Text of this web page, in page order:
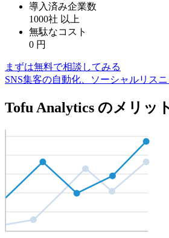
導入済み企業数
1000社 以上
無駄なコスト
0 円
まずは無料で相談してみる
SNS集客の自動化、ソーシャルリス
Tofu Analytics のメリッ